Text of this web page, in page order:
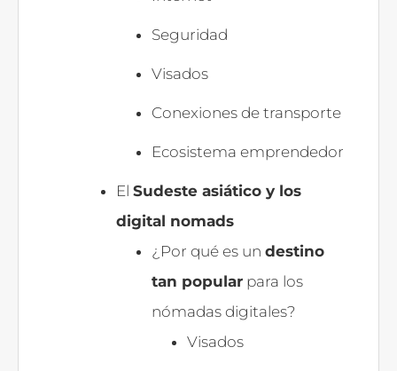
Seguridad
Visados
Conexiones de transporte
Ecosistema emprendedor
El Sudeste asiático y los
digital nomads
¿Por qué es un destino
tan popular para los
nómadas digitales?
Visados